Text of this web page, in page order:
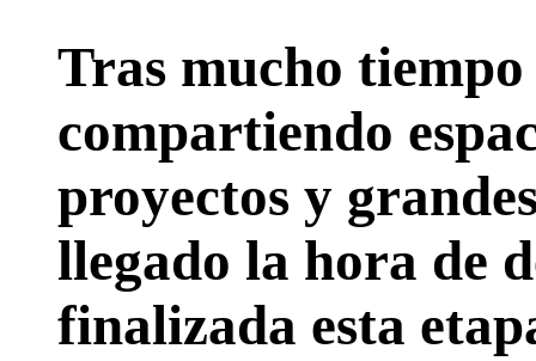
Tras mucho
compartiendo
proyectos y
llegado la hora de
finalizada esta